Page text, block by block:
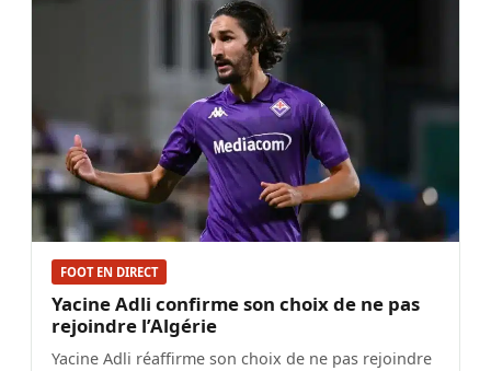
FOOT EN DIRECT
Yacine Adli confirme son choix de ne pas
rejoindre l’Algérie
Yacine Adli réaffirme son choix de ne pas rejoindre